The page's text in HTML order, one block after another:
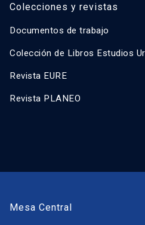
Colecciones y revistas
Documentos de trabajo
Colección de Libros Estudios
Revista EURE
Revista PLANEO
Mesa Central